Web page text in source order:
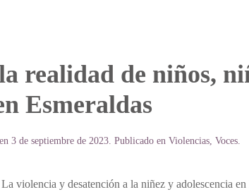
realidad de niños,
Esmeraldas
3 de septiembre de 2023. Publicado en Violencias, Voces.
violencia y desatención a la niñez y adolescencia en